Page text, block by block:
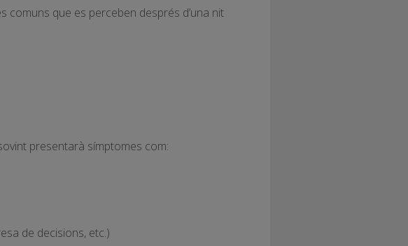
comuns que es perceben després d’una nit
presentarà símptomes com:
de decisions, etc.)